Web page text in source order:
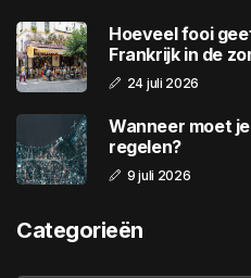
Hoeveel fooi
Frankrijk in de
24 juli 2026
Wanneer moet
regelen?
9 juli 2026
Categorieën